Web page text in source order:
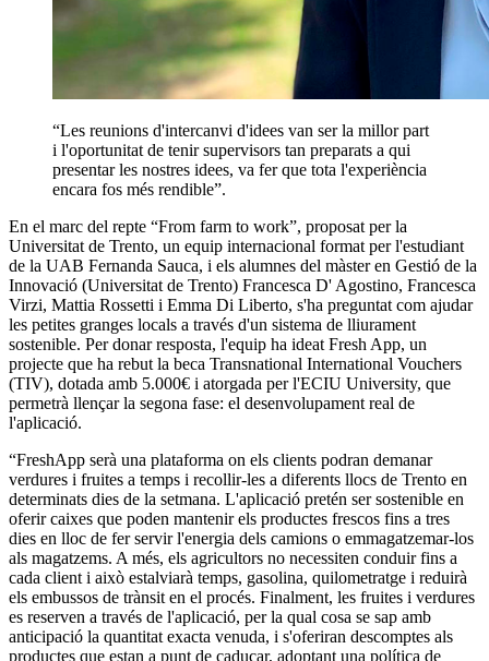
“Les reunions d'intercanvi d'idees van ser la millor part
i l'oportunitat de tenir supervisors tan preparats a qui
presentar les nostres idees, va fer que tota l'experiència
encara fos més rendible”.
En el marc del repte “From farm to work”, proposat per la
Universitat de Trento, un equip internacional format per l'estudiant
de la UAB Fernanda Sauca, i els alumnes del màster en Gestió de la
Innovació (Universitat de Trento) Francesca D' Agostino, Francesca
Virzi, Mattia Rossetti i Emma Di Liberto, s'ha preguntat com ajudar
les petites granges locals a través d'un sistema de lliurament
sostenible. Per donar resposta, l'equip ha ideat Fresh App, un
projecte que ha rebut la beca Transnational International Vouchers
(TIV), dotada amb 5.000€ i atorgada per l'ECIU University, que
permetrà llençar la segona fase: el desenvolupament real de
l'aplicació.
“FreshApp serà una plataforma on els clients podran demanar
verdures i fruites a temps i recollir-les a diferents llocs de Trento en
determinats dies de la setmana. L'aplicació pretén ser sostenible en
oferir caixes que poden mantenir els productes frescos fins a tres
dies en lloc de fer servir l'energia dels camions o emmagatzemar-los
als magatzems. A més, els agricultors no necessiten conduir fins a
cada client i això estalviarà temps, gasolina, quilometratge i reduirà
els embussos de trànsit en el procés. Finalment, les fruites i verdures
es reserven a través de l'aplicació, per la qual cosa se sap amb
anticipació la quantitat exacta venuda, i s'oferiran descomptes als
productes que estan a punt de caducar, adoptant una política de